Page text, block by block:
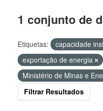
1 conjunto de
Etiquetas:
capacidade
exportação de energia
Ministério de Minas e
Filtrar Resultados